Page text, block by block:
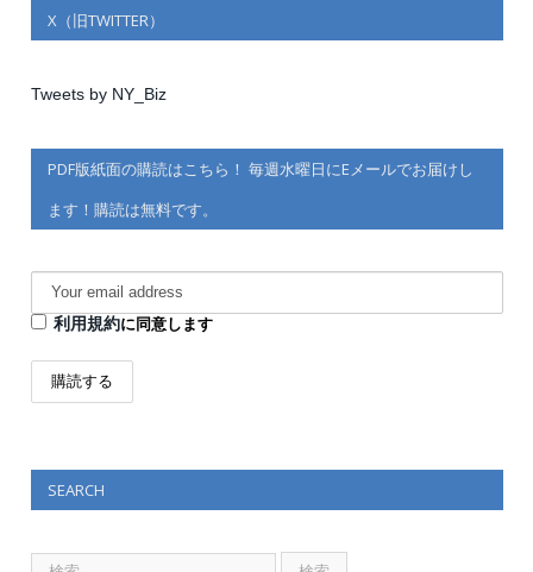
X（旧TWITTER）
Tweets by NY_Biz
PDF版紙面の購読はこちら！ 毎週水曜日にEメールでお届けし
ます！購読は無料です。
利用規約に同意します
SEARCH